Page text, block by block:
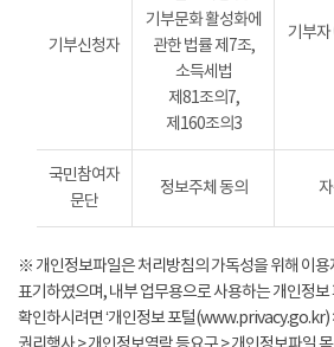
기부신청자
기부문화 활성화에
관한 법률 제7조,
소득세법
제81조의7,
제160조의3
기부자
국민참여자
문단
정보주체 동의
※ 개인정보파일은 처리방침의 가독성을 위해 이용
표기하였으며, 내부 업무용으로 사용하는 개인정보
확인하시려면 ‘개인정보 포털(www.privacy.go.kr)